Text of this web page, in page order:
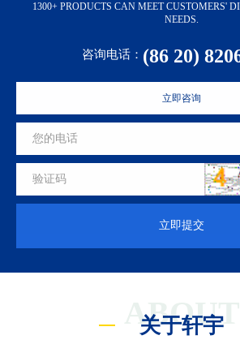
1300+ PRODUCTS CAN MEET CUSTOMERS'
NEEDS.
咨询电话： (86 20)
立即咨询
立即提交
ABOUT
关于轩宇